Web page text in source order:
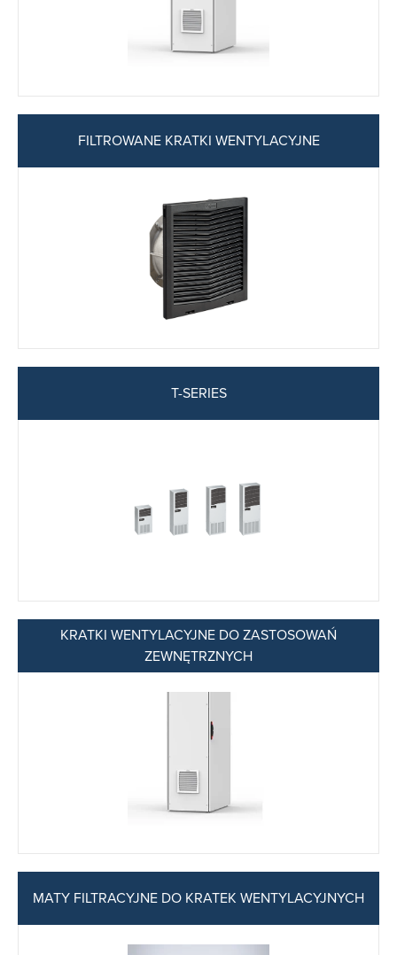
FILTROWANE KRATKI WENTYLACYJNE
T-SERIES
KRATKI WENTYLACYJNE DO ZASTOSOWAŃ
ZEWNĘTRZNYCH
MATY FILTRACYJNE DO KRATEK WENTYLACYJNYCH